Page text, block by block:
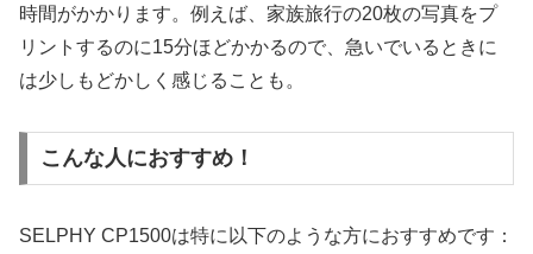
時間がかかります。例えば、家族旅行の20枚の写真をプ
リントするのに15分ほどかかるので、急いでいるときに
は少しもどかしく感じることも。
こんな人におすすめ！
SELPHY CP1500は特に以下のような方におすすめです：